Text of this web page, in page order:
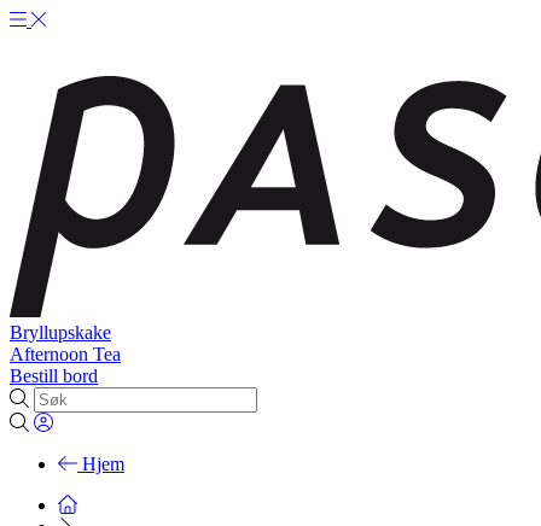
Bryllupskake
Afternoon Tea
Bestill bord
Hjem